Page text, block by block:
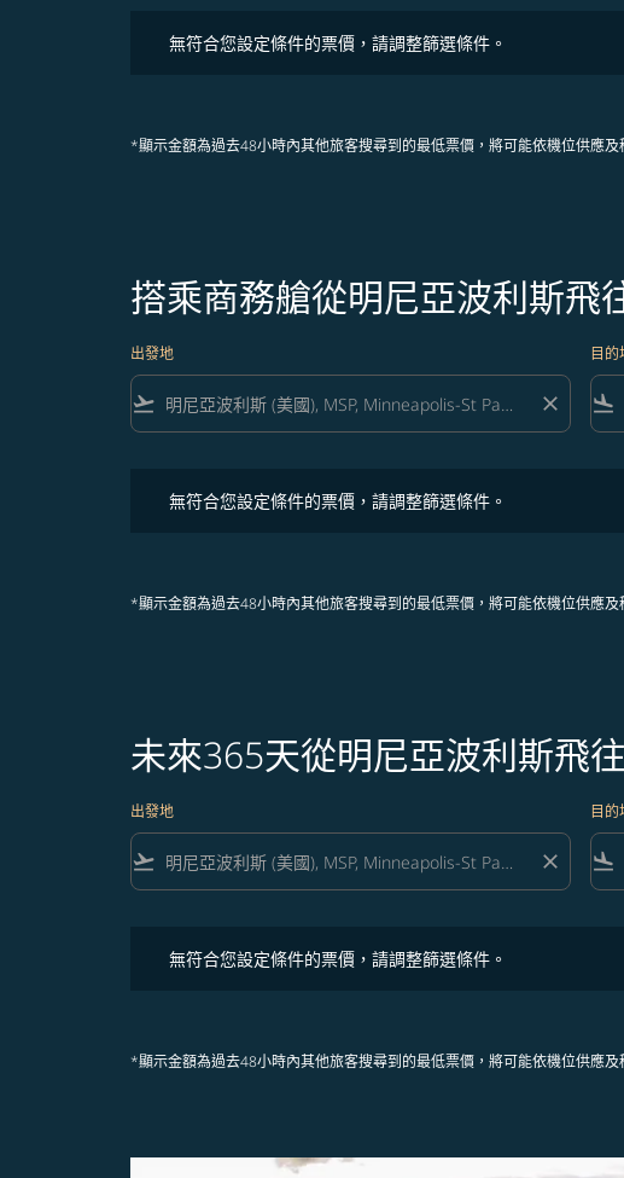
無符合您設定條件的票價，請調整篩選條件。
*顯示金額為過去48小時內其他旅客搜尋到的最低票價，將可能依機位供應
搭乘商務艙從明尼亞波利斯飛
出發地
flight_takeoff close
目的
flight_land
無符合您設定條件的票價，請調整篩選條件。
*顯示金額為過去48小時內其他旅客搜尋到的最低票價，將可能依機位供應
未來365天從明尼亞波利斯飛
出發地
flight_takeoff close
目的
flight_land
無符合您設定條件的票價，請調整篩選條件。
*顯示金額為過去48小時內其他旅客搜尋到的最低票價，將可能依機位供應